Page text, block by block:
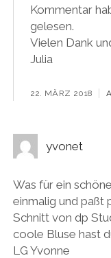
Kommentar
gelesen.
Vielen Dank
Julia
22. MÄRZ 2018
yvonet
Was für ein
einmalig und paßt
Schnitt von dp
coole Bluse hast
LG Yvonne